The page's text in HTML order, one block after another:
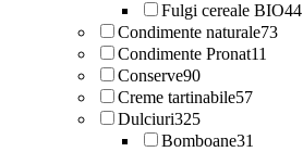
Fulgi cereale BIO44
Condimente naturale73
Condimente Pronat11
Conserve90
Creme tartinabile57
Dulciuri325
Bomboane31